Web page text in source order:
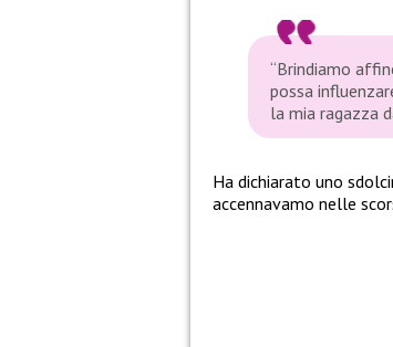
“Brindiamo
possa
la mia ragazza
Ha dichiarato uno
accennavamo nelle